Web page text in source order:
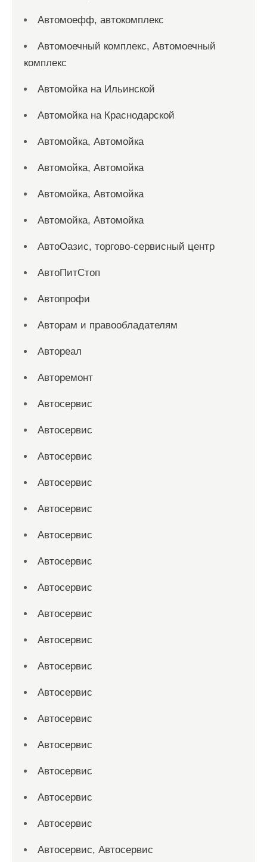
Автомоефф, автокомплекс
Автомоечный комплекс, Автомоечный
комплекс
Автомойка на Ильинской
Автомойка на Краснодарской
Автомойка, Автомойка
Автомойка, Автомойка
Автомойка, Автомойка
Автомойка, Автомойка
АвтоОазис, торгово-сервисный центр
АвтоПитСтоп
Автопрофи
Авторам и правообладателям
Автореал
Авторемонт
Автосервис
Автосервис
Автосервис
Автосервис
Автосервис
Автосервис
Автосервис
Автосервис
Автосервис
Автосервис
Автосервис
Автосервис
Автосервис
Автосервис
Автосервис
Автосервис
Автосервис
Автосервис, Автосервис